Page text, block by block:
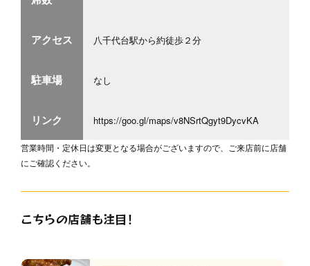
アクセス 八千代台駅から約徒歩２分
駐車場 なし
リンク https://goo.gl/maps/v8NSrtQgyt9DycvKA
営業時間・定休日は変更となる場合がございますので、ご来店前に店舗
にご確認ください。
こちらの店舗も注目！